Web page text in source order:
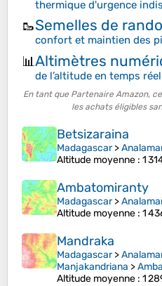
thermique d'urgence
🥾Semelles de
confort et maintien des
📊Altimètres
de l’altitude en temps réel
En tant que Partenaire Amazon,
les achats éligibles
Betsizaraina
Madagascar>
Altitude moyenne : 1
Ambatomiranty
Madagascar>
Altitude moyenne : 1
Mandraka
Madagascar>
Manjakandriana >
Altitude moyenne : 1